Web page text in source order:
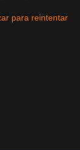
para reintentar